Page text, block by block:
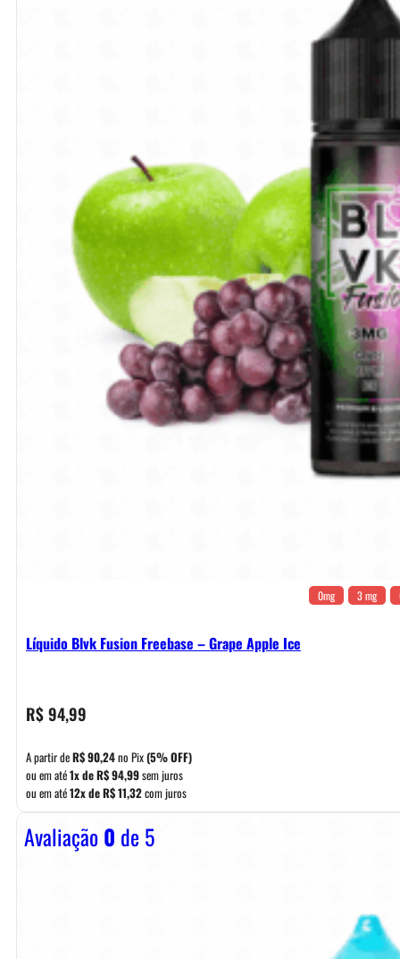
0mg 3 mg
Líquido Blvk Fusion Freebase – Grape Apple Ice
R$94,99
A partir deR$90,24no Pix(5% OFF)
ou em até1x deR$94,99sem juros
ou em até12x deR$11,32com juros
Avaliação0 de 5